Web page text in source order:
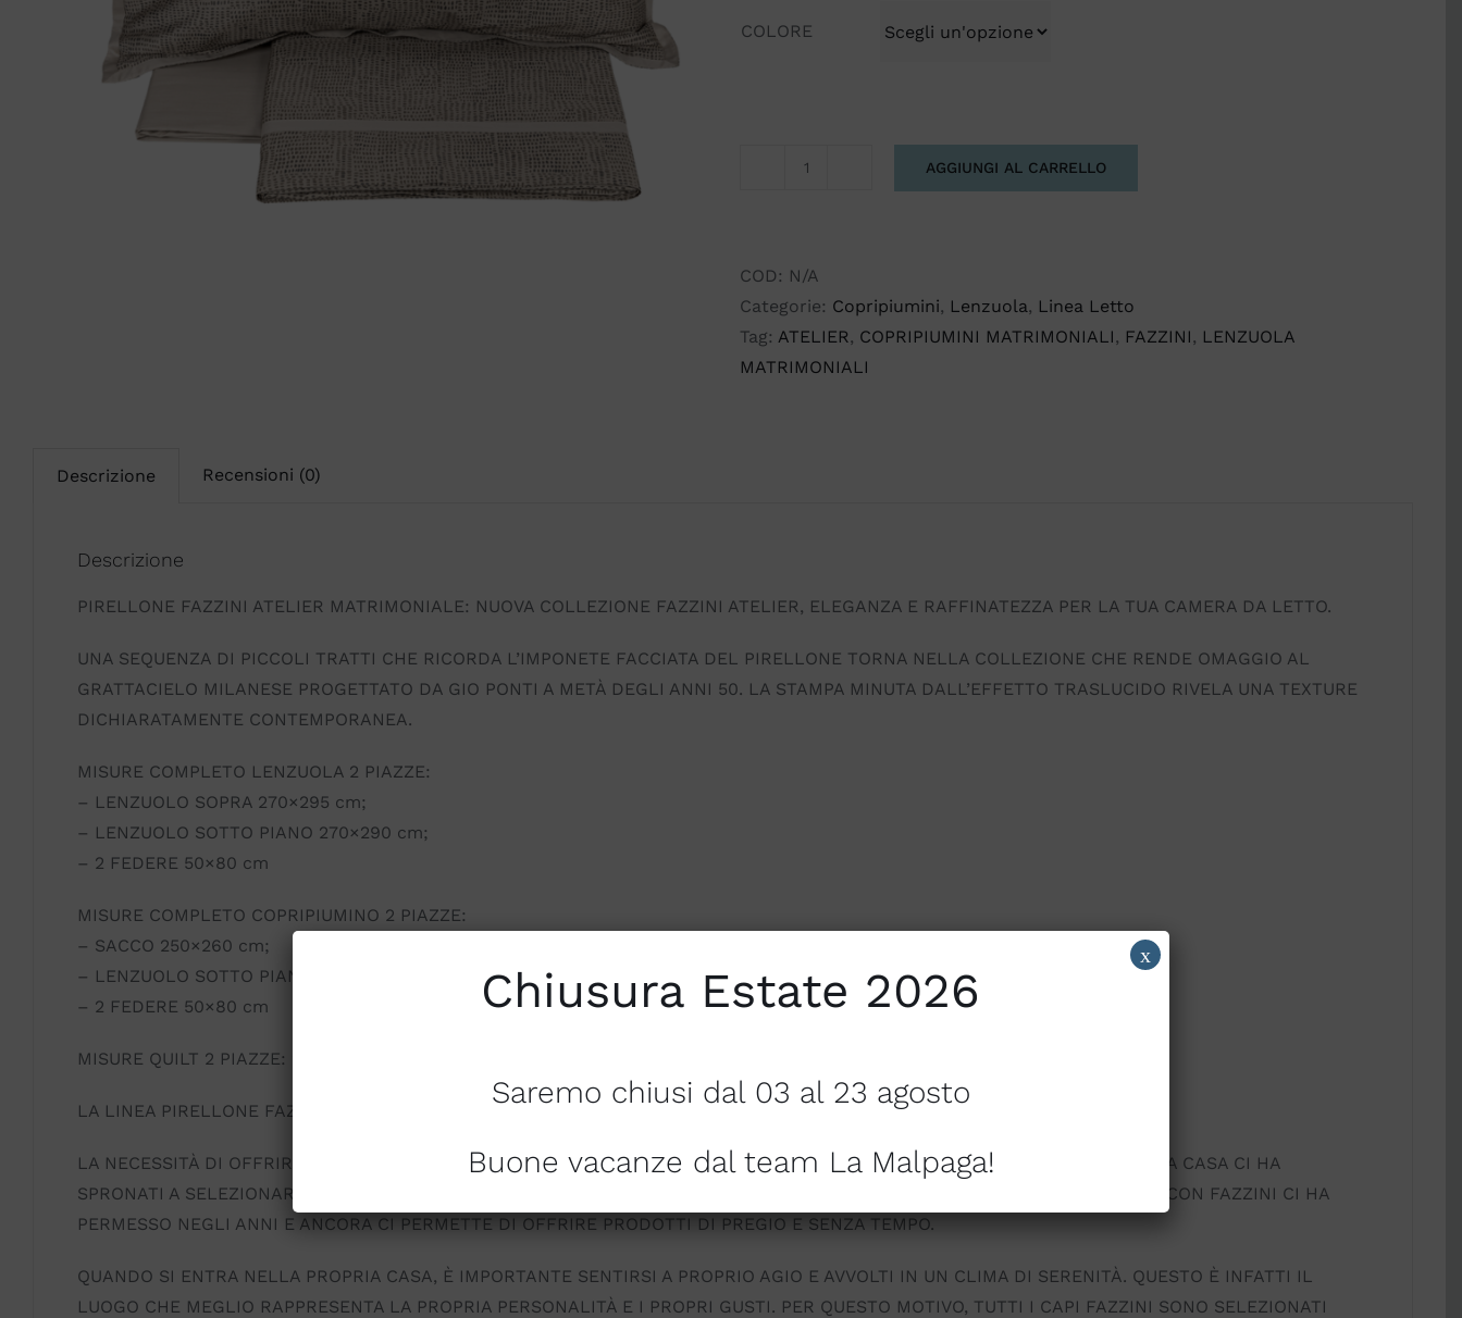
COLORE
MATRIMONIALE
quantità
AGGIUNGI AL CARRELLO
COD: N/A
Categorie: Copripiumini, Lenzuola, Linea Letto
Tag: ATELIER, COPRIPIUMINI MATRIMONIALI, FAZZINI, LENZUOLA
MATRIMONIALI
Descrizione Recensioni (0)
Descrizione
PIRELLONE FAZZINI ATELIER MATRIMONIALE: NUOVA COLLEZIONE FAZZINI ATELIER, ELEGANZA E RAFFINATEZZA PER LA TUA CAMERA DA LETTO.
UNA SEQUENZA DI PICCOLI TRATTI CHE RICORDA L’IMPONETE FACCIATA DEL PIRELLONE TORNA NELLA COLLEZIONE CHE RENDE OMAGGIO AL
GRATTACIELO MILANESE PROGETTATO DA GIO PONTI A METÀ DEGLI ANNI 50. LA STAMPA MINUTA DALL’EFFETTO TRASLUCIDO RIVELA UNA TEXTURE
DICHIARATAMENTE CONTEMPORANEA.
MISURE COMPLETO LENZUOLA 2 PIAZZE:
– LENZUOLO SOPRA 270×295 cm;
– LENZUOLO SOTTO PIANO 270×290 cm;
– 2 FEDERE 50×80 cm
MISURE COMPLETO COPRIPIUMINO 2 PIAZZE:
– SACCO 250×260 cm;
– LENZUOLO SOTTO PIANO 270×290 cm;
– 2 FEDERE 50×80 cm
MISURE QUILT 2 PIAZZE: 270×270 cm
LA LINEA PIRELLONE FAZZINI ATELIER MATRIMONIALE E’ 100% MADE IN ITALY
LA NECESSITÀ DI OFFRIRE ALLA NOSTRA AFFEZIONATA CLIENTELA SEMPRE IL MEGLIO NEL MONDO DELLA BIANCHERIA PER LA CASA CI HA
SPRONATI A SELEZIONARE LE PIÙ RAFFINATE AZIENDE ITALIANE DEL SETTORE. LA NOSTRA CONSOLIDATA COLLABORAZIONE CON FAZZINI CI HA
PERMESSO NEGLI ANNI E ANCORA CI PERMETTE DI OFFRIRE PRODOTTI DI PREGIO E SENZA TEMPO.
QUANDO SI ENTRA NELLA PROPRIA CASA, È IMPORTANTE SENTIRSI A PROPRIO AGIO E AVVOLTI IN UN CLIMA DI SERENITÀ. QUESTO È INFATTI IL
LUOGO CHE MEGLIO RAPPRESENTA LA PROPRIA PERSONALITÀ E I PROPRI GUSTI. PER QUESTO MOTIVO, TUTTI I CAPI FAZZINI SONO SELEZIONATI
Chiusura Estate 2026
Saremo chiusi dal 03 al 23 agosto
Buone vacanze dal team La Malpaga!
x